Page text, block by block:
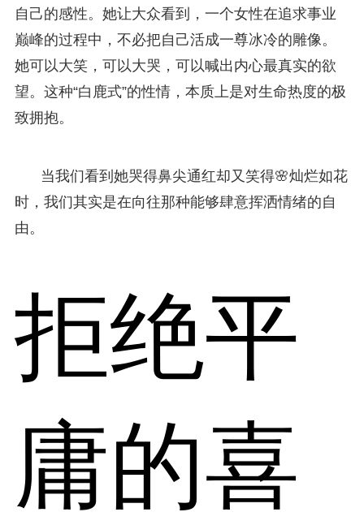
自己的感性。她让大众看到，一个女性在追求事业
巅峰的过程中，不必把自己活成一尊冰冷的雕像。
她可以大笑，可以大哭，可以喊出内心最真实的欲
望。这种“白鹿式”的性情，本质上是对生命热度的极
致拥抱。
当我们看到她哭得鼻尖通红却又笑得🌸灿烂如花
时，我们其实是在向往那种能够肆意挥洒情绪的自
由。
拒绝平
庸的喜